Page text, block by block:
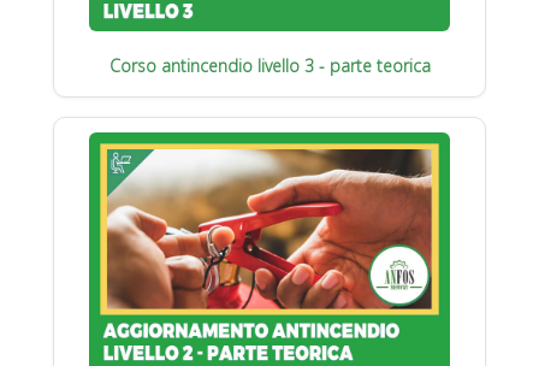
Corso antincendio livello 3 - parte teorica